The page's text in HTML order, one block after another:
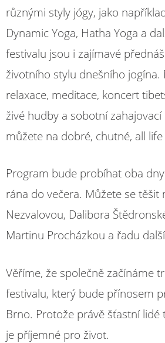
různými styly jógy, jako
Dynamic Yoga, Hatha Yoga a
festivalu jsou i zajímavé
životního stylu dnešního jogína.
relaxace, meditace, koncert
živé hudby a sobotní zahajovací
můžete na dobré, chutné, all
Program bude probíhat oba
rána do večera. Můžete se těšit
Nezvalovou, Dalibora
Martinu Procházkou a řadu
Věříme, že společně začínáme
festivalu, který bude přínosem
Brno. Protože právě šťastní
je příjemné pro život.